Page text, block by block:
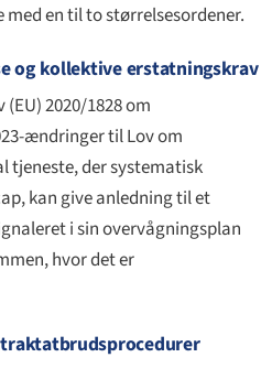
en til to størrelsesordener.
og kollektive erstatningskrav
2020/1828 om
ændringer til Lov om
tjeneste, der systematisk
kan give anledning til et
i sin overvågningsplan
hvor det er